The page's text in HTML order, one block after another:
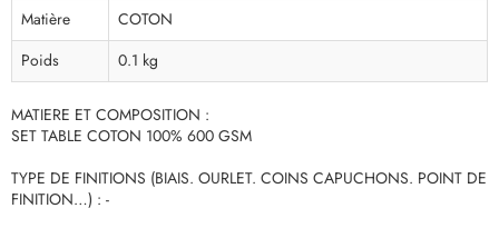
Matière
COTON
Poids
0.1 kg
MATIERE ET COMPOSITION :
SET TABLE COTON 100% 600 GSM
TYPE DE FINITIONS (BIAIS. OURLET. COINS CAPUCHONS. POINT DE
FINITION…) : -